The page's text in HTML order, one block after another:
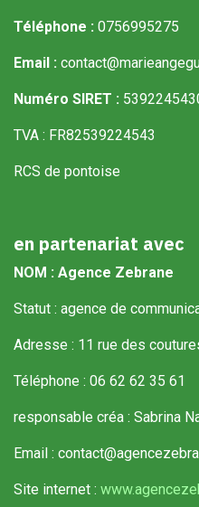
Téléphone : 0756995275
Email :
Numéro SIRET :
TVA : FR82539224543
RCS de pontoise
en partenariat avec
NOM : Agence Zebrane
Statut : agence de
Adresse : 11 rue des
Téléphone : 06 62 62 35 61
responsable créa : Sabrina
Email :
Site internet :